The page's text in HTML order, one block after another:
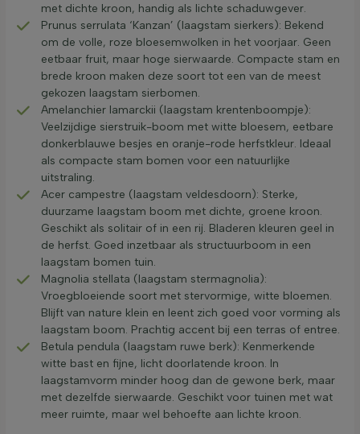
met dichte kroon, handig als lichte schaduwgever.
Prunus serrulata ‘Kanzan’ (laagstam sierkers): Bekend
om de volle, roze bloesemwolken in het voorjaar. Geen
eetbaar fruit, maar hoge sierwaarde. Compacte stam en
brede kroon maken deze soort tot een van de meest
gekozen laagstam sierbomen.
Amelanchier lamarckii (laagstam krentenboompje):
Veelzijdige sierstruik-boom met witte bloesem, eetbare
donkerblauwe besjes en oranje-rode herfstkleur. Ideaal
als compacte stam bomen voor een natuurlijke
uitstraling.
Acer campestre (laagstam veldesdoorn): Sterke,
duurzame laagstam boom met dichte, groene kroon.
Geschikt als solitair of in een rij. Bladeren kleuren geel in
de herfst. Goed inzetbaar als structuurboom in een
laagstam bomen tuin.
Magnolia stellata (laagstam stermagnolia):
Vroegbloeiende soort met stervormige, witte bloemen.
Blijft van nature klein en leent zich goed voor vorming als
laagstam boom. Prachtig accent bij een terras of entree.
Betula pendula (laagstam ruwe berk): Kenmerkende
witte bast en fijne, licht doorlatende kroon. In
laagstamvorm minder hoog dan de gewone berk, maar
met dezelfde sierwaarde. Geschikt voor tuinen met wat
meer ruimte, maar wel behoefte aan lichte kroon.